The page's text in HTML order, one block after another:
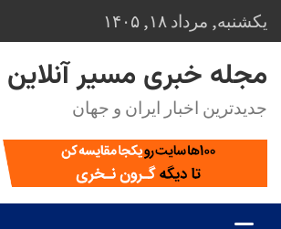
Skip
to
content
یکشنبه, مرداد ۱۸, ۱۴۰۵
مجله خبری مسیر آنلاین
جدیدترین اخبار ایران و جهان